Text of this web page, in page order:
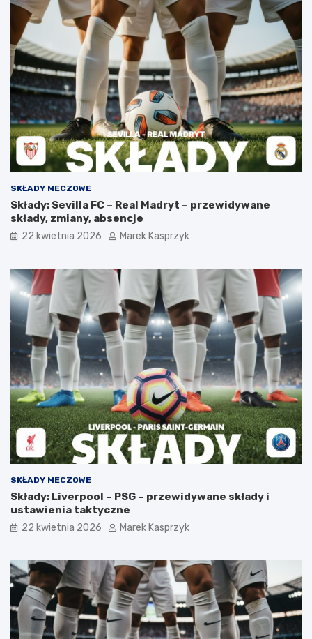
SKŁADY MECZOWE
Składy: Sevilla FC – Real Madryt – przewidywane
składy, zmiany, absencje
22 kwietnia 2026 Marek Kasprzyk
SKŁADY MECZOWE
Składy: Liverpool – PSG – przewidywane składy i
ustawienia taktyczne
22 kwietnia 2026 Marek Kasprzyk